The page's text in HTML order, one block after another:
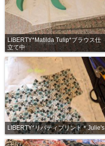
LIBERTY*Matilda Tulip*ブラウス仕
立て中
LIBERTY*リバティプリント＊Julie's